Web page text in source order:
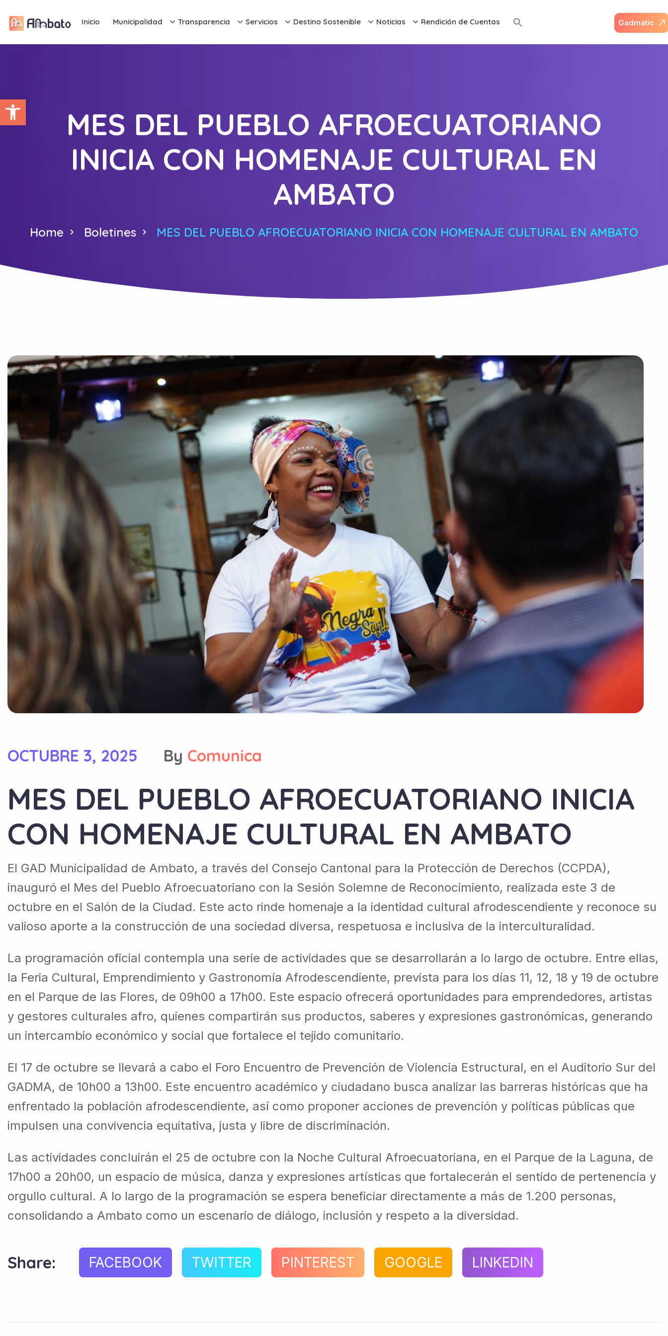
Abrir barra de herramientas
Inicio Municipalidad Transparencia Servicios Destino Sostenible Noticias Rendición de Cuentas Gadmatic
MES DEL PUEBLO AFROECUATORIANO
INICIA CON HOMENAJE CULTURAL EN
AMBATO
Home Boletines MES DEL PUEBLO AFROECUATORIANO INICIA CON HOMENAJE CULTURAL EN AMBATO
OCTUBRE 3, 2025 By Comunica
MES DEL PUEBLO AFROECUATORIANO INICIA
CON HOMENAJE CULTURAL EN AMBATO
El GAD Municipalidad de Ambato, a través del Consejo Cantonal para la Protección de Derechos (CCPDA),
inauguró el Mes del Pueblo Afroecuatoriano con la Sesión Solemne de Reconocimiento, realizada este 3 de
octubre en el Salón de la Ciudad. Este acto rinde homenaje a la identidad cultural afrodescendiente y reconoce su
valioso aporte a la construcción de una sociedad diversa, respetuosa e inclusiva de la interculturalidad.
La programación oficial contempla una serie de actividades que se desarrollarán a lo largo de octubre. Entre ellas,
la Feria Cultural, Emprendimiento y Gastronomía Afrodescendiente, prevista para los días 11, 12, 18 y 19 de octubre
en el Parque de las Flores, de 09h00 a 17h00. Este espacio ofrecerá oportunidades para emprendedores, artistas
y gestores culturales afro, quienes compartirán sus productos, saberes y expresiones gastronómicas, generando
un intercambio económico y social que fortalece el tejido comunitario.
El 17 de octubre se llevará a cabo el Foro Encuentro de Prevención de Violencia Estructural, en el Auditorio Sur del
GADMA, de 10h00 a 13h00. Este encuentro académico y ciudadano busca analizar las barreras históricas que ha
enfrentado la población afrodescendiente, así como proponer acciones de prevención y políticas públicas que
impulsen una convivencia equitativa, justa y libre de discriminación.
Las actividades concluirán el 25 de octubre con la Noche Cultural Afroecuatoriana, en el Parque de la Laguna, de
17h00 a 20h00, un espacio de música, danza y expresiones artísticas que fortalecerán el sentido de pertenencia y
orgullo cultural. A lo largo de la programación se espera beneficiar directamente a más de 1.200 personas,
consolidando a Ambato como un escenario de diálogo, inclusión y respeto a la diversidad.
Share: FACEBOOK TWITTER PINTEREST GOOGLE LINKEDIN